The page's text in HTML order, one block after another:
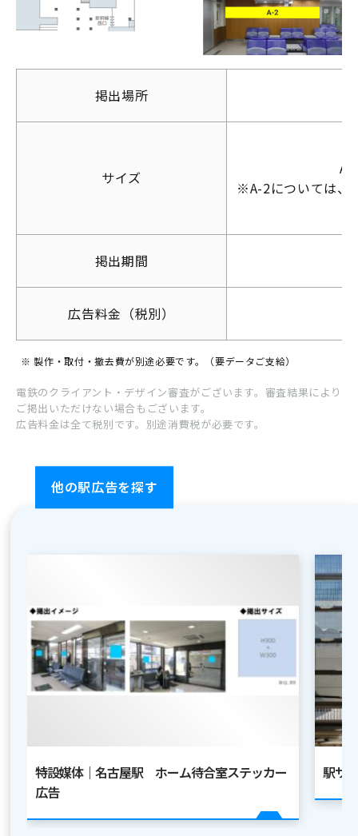
ネージ
新幹線
交通広告
屋外広告
掲出場所
サイズ
※A-2については、
掲出期間
広告料金（税別）
※ 製作・取付・撤去費が別途必要です。（要データご支給）
電鉄のクライアント・デザイン審査がございます。審査結果により
ご掲出いただけない場合もございます。
広告料金は全て税別です。別途消費税が必要です。
他の駅広告を探す
特設媒体｜名古屋駅 ホーム待合室ステッカー
広告
駅サ